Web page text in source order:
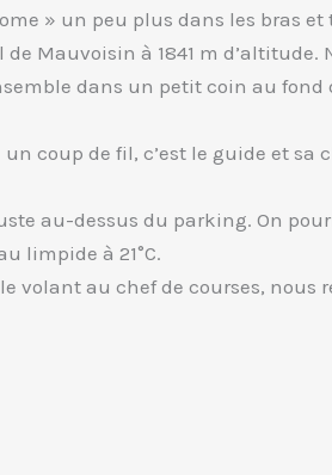
» un peu plus dans les bras
Mauvoisin à 1841 m d’altitude.
dans un petit coin au fond
coup de fil, c’est le guide et sa
au-dessus du parking. On
limpide à 21°C.
volant au chef de courses, nous